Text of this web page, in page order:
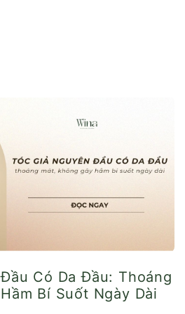
Có Da Đầu: Thoáng
Bí Suốt Ngày Dài